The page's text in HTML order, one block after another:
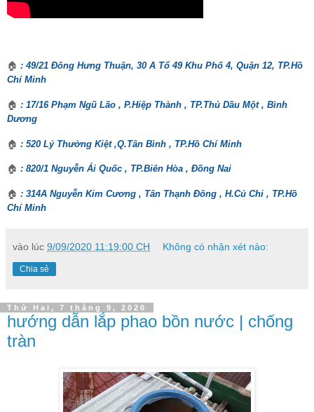
🏠 : 49/21 Đông Hưng Thuận, 30 A Tổ 49 Khu Phố 4, Quận 12, TP.Hồ
Chí Minh
🏠 : 17/16 Phạm Ngũ Lão , P.Hiệp Thành , TP.Thủ Dầu Một , Bình
Dương
🏠 : 520 Lý Thường Kiệt ,Q.Tân Bình , TP.Hồ Chí Minh
🏠 : 820/1 Nguyễn Ái Quốc , TP.Biên Hòa , Đồng Nai
🏠 : 314A Nguyễn Kim Cương , Tân Thạnh Đông , H.Củ Chi , TP.Hồ
Chí Minh
vào lúc 9/09/2020 11:19:00 CH Không có nhận xét nào:
Chia sẻ
Thứ Hai, 7 tháng 9, 2020
hướng dẫn lắp phao bồn nước | chống
tràn